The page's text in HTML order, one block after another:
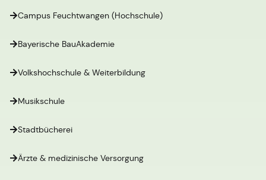
Campus Feuchtwangen (Hochschule)
Bayerische BauAkademie
Volkshochschule & Weiterbildung
Musikschule
Stadtbücherei
Ärzte & medizinische Versorgung